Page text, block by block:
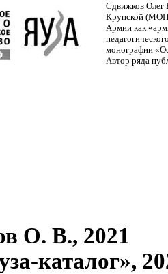
Сдвижков Олег
Крупской
Армии как
монографии
Автор ряда
О. В., 2021
каталог»,